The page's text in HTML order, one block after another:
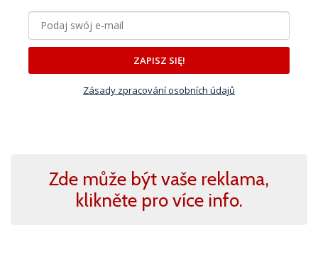
ZAPISZ SIĘ!
Zásady zpracování osobních údajů
Zde může být vaše reklama,
klikněte pro více info.